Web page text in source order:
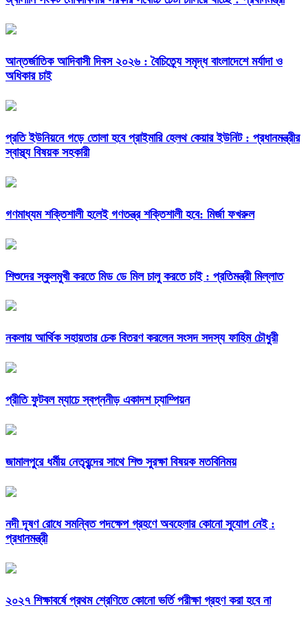
আন্তর্জাতিক আদিবাসী দিবস ২০২৬ : বৈচিত্র্যে সমৃদ্ধ বাংলাদেশে মর্যাদা ও
অধিকার চাই
প্রতি ইউনিয়নে গড়ে তোলা হবে প্রাইমারি হেলথ কেয়ার ইউনিট : প্রধানমন্ত্রীর
স্বাস্থ্য বিষয়ক সহকারী
গণমাধ্যম শক্তিশালী হলেই গণতন্ত্র শক্তিশালী হবে: মির্জা ফখরুল
শিশুদের স্কুলমুখী করতে মিড ডে মিল চালু করতে চাই : প্রতিমন্ত্রী মিল্লাত
নকলায় আর্থিক সহায়তার চেক বিতরণ করলেন সংসদ সদস্য ফাহিম চৌধুরী
প্রীতি ফুটবল ম্যাচে স্বপ্ননীড় একাদশ চ্যাম্পিয়ন
জামালপুরে ধর্মীয় নেতৃবৃন্দের সাথে শিশু সুরক্ষা বিষয়ক মতবিনিময়
নদী দূষণ রোধে সমন্বিত পদক্ষেপ গ্রহণে অবহেলার কোনো সুযোগ নেই :
প্রধানমন্ত্রী
২০২৭ শিক্ষাবর্ষে প্রথম শ্রেণিতে কোনো ভর্তি পরীক্ষা গ্রহণ করা হবে না